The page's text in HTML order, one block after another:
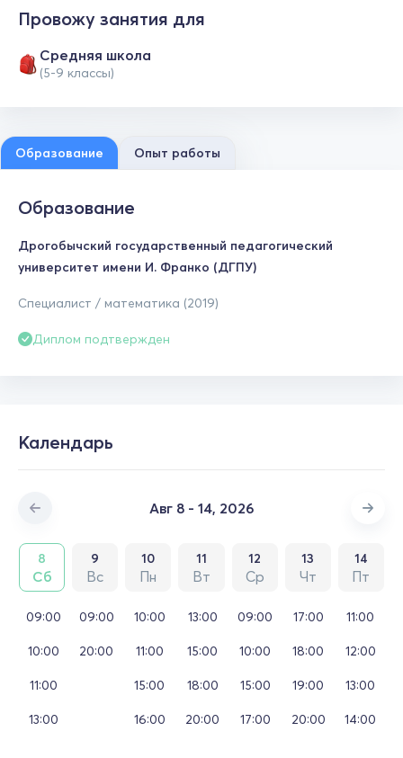
Провожу занятия для
Средняя школа
(5-9 классы)
Образование Опыт работы
Образование
Дрогобычский государственный педагогический
университет имени И. Франко (ДГПУ)
Специалист / математика (2019)
Диплом подтвержден
Календарь
Авг 8 - 14, 2026
8
Сб
9
Вс
10
Пн
11
Вт
12
Ср
13
Чт
14
Пт
09:00
10:00
11:00
13:00
09:00
20:00
10:00
11:00
15:00
16:00
13:00
15:00
18:00
20:00
09:00
10:00
15:00
17:00
17:00
18:00
19:00
20:00
11:00
12:00
13:00
14:00